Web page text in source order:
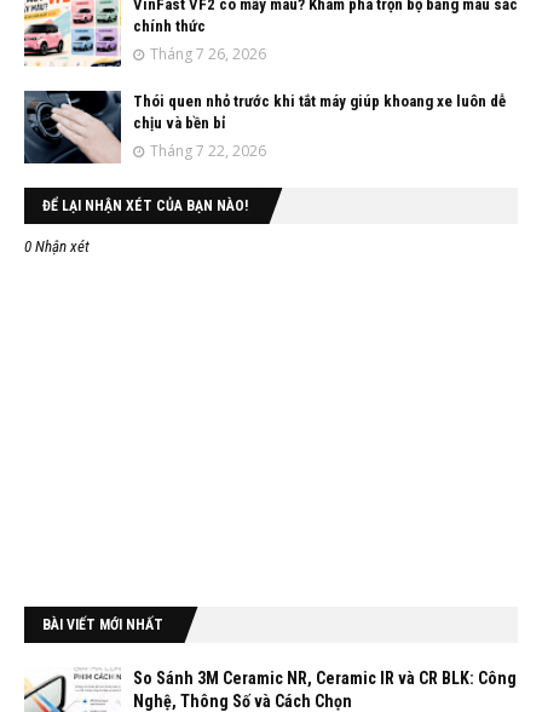
VinFast VF2 có mấy màu? Khám phá trọn bộ bảng màu sắc
chính thức
Tháng 7 26, 2026
Thói quen nhỏ trước khi tắt máy giúp khoang xe luôn dễ
chịu và bền bỉ
Tháng 7 22, 2026
ĐỂ LẠI NHẬN XÉT CỦA BẠN NÀO!
0 Nhận xét
BÀI VIẾT MỚI NHẤT
So Sánh 3M Ceramic NR, Ceramic IR và CR BLK: Công
Nghệ, Thông Số và Cách Chọn